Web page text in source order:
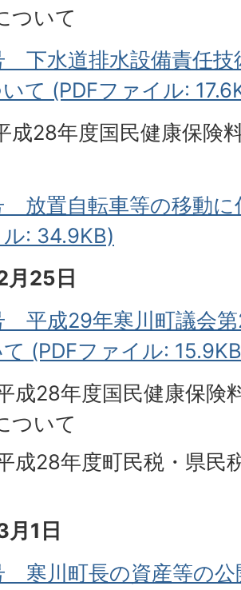
ついて
下水道排水設備責任技
て (PDFファイル:
28年度国民健康保険
放置自転車等の移動に
: 34.9KB)
月25日
平成29年寒川町議会第
(PDFファイル:
28年度国民健康保険
ついて
28年度町民税・県民
1日
寒川町長の資産等の公